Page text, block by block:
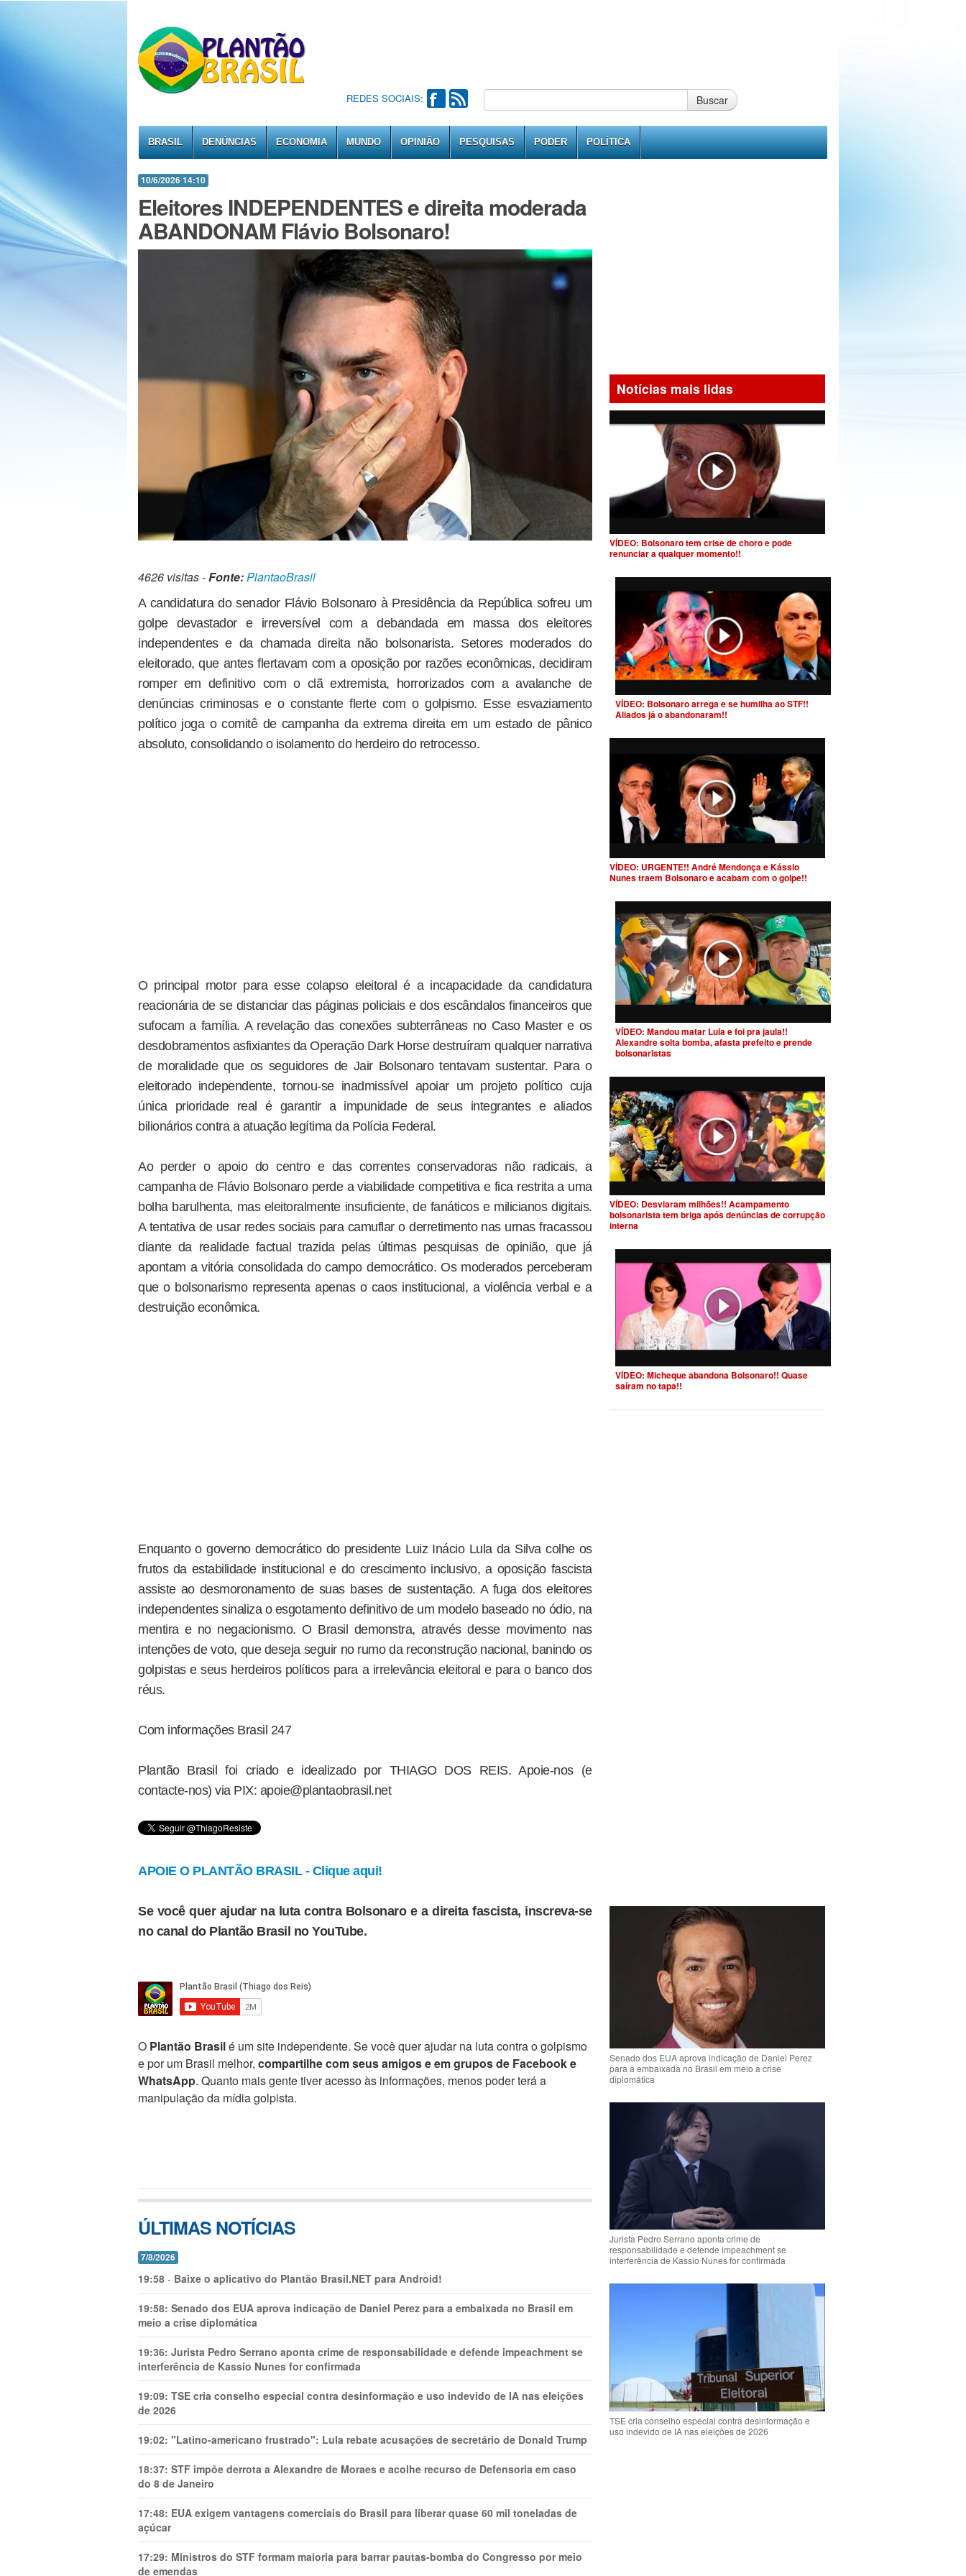
REDES SOCIAIS: Buscar
BRASIL DENÚNCIAS ECONOMIA MUNDO OPINIÃO PESQUISAS PODER POLÍTICA
10/6/2026 14:10
Eleitores INDEPENDENTES e direita moderada
ABANDONAM Flávio Bolsonaro!
4626 visitas -Fonte: PlantaoBrasil
A candidatura do senador Flávio Bolsonaro à Presidência da República sofreu um
golpe devastador e irreversível com a debandada em massa dos eleitores
independentes e da chamada direita não bolsonarista. Setores moderados do
eleitorado, que antes flertavam com a oposição por razões econômicas, decidiram
romper em definitivo com o clã extremista, horrorizados com a avalanche de
denúncias criminosas e o constante flerte com o golpismo. Esse esvaziamento
político joga o comitê de campanha da extrema direita em um estado de pânico
absoluto, consolidando o isolamento do herdeiro do retrocesso.
O principal motor para esse colapso eleitoral é a incapacidade da candidatura
reacionária de se distanciar das páginas policiais e dos escândalos financeiros que
sufocam a família. A revelação das conexões subterrâneas no Caso Master e os
desdobramentos asfixiantes da Operação Dark Horse destruíram qualquer narrativa
de moralidade que os seguidores de Jair Bolsonaro tentavam sustentar. Para o
eleitorado independente, tornou-se inadmissível apoiar um projeto político cuja
única prioridade real é garantir a impunidade de seus integrantes e aliados
bilionários contra a atuação legítima da Polícia Federal.
Ao perder o apoio do centro e das correntes conservadoras não radicais, a
campanha de Flávio Bolsonaro perde a viabilidade competitiva e fica restrita a uma
bolha barulhenta, mas eleitoralmente insuficiente, de fanáticos e milicianos digitais.
A tentativa de usar redes sociais para camuflar o derretimento nas urnas fracassou
diante da realidade factual trazida pelas últimas pesquisas de opinião, que já
apontam a vitória consolidada do campo democrático. Os moderados perceberam
que o bolsonarismo representa apenas o caos institucional, a violência verbal e a
destruição econômica.
Enquanto o governo democrático do presidente Luiz Inácio Lula da Silva colhe os
frutos da estabilidade institucional e do crescimento inclusivo, a oposição fascista
assiste ao desmoronamento de suas bases de sustentação. A fuga dos eleitores
independentes sinaliza o esgotamento definitivo de um modelo baseado no ódio, na
mentira e no negacionismo. O Brasil demonstra, através desse movimento nas
intenções de voto, que deseja seguir no rumo da reconstrução nacional, banindo os
golpistas e seus herdeiros políticos para a irrelevância eleitoral e para o banco dos
réus.
Com informações Brasil 247
Plantão Brasil foi criado e idealizado por THIAGO DOS REIS. Apoie-nos (e
contacte-nos) via PIX: apoie@plantaobrasil.net
APOIE O PLANTÃO BRASIL - Clique aqui!
Se você quer ajudar na luta contra Bolsonaro e a direita fascista, inscreva-se
no canal do Plantão Brasil no YouTube.
O Plantão Brasilé um site independente. Se você quer ajudar na luta contra o golpismo
e por um Brasil melhor, compartilhe com seus amigos e em grupos de Facebook e
WhatsApp. Quanto mais gente tiver acesso às informações, menos poder terá a
manipulação da mídia golpista.
ÚLTIMAS NOTÍCIAS
7/8/2026
19:58 - Baixe o aplicativo do Plantão Brasil.NET para Android!
19:58: Senado dos EUA aprova indicação de Daniel Perez para a embaixada no Brasil em
meio a crise diplomática
19:36: Jurista Pedro Serrano aponta crime de responsabilidade e defende impeachment se
interferência de Kassio Nunes for confirmada
19:09: TSE cria conselho especial contra desinformação e uso indevido de IA nas eleições
de 2026
19:02: "Latino-americano frustrado": Lula rebate acusações de secretário de Donald Trump
18:37: STF impõe derrota a Alexandre de Moraes e acolhe recurso de Defensoria em caso
do 8 de Janeiro
17:48: EUA exigem vantagens comerciais do Brasil para liberar quase 60 mil toneladas de
açúcar
17:29: Ministros do STF formam maioria para barrar pautas-bomba do Congresso por meio
de emendas
Notícias mais lidas
VÍDEO: Bolsonaro tem crise de choro e pode
renunciar a qualquer momento!!
VÍDEO: Bolsonaro arrega e se humilha ao STF!!
Aliados já o abandonaram!!
VÍDEO: URGENTE!! André Mendonça e Kássio
Nunes traem Bolsonaro e acabam com o golpe!!
VÍDEO: Mandou matar Lula e foi pra jaula!!
Alexandre solta bomba, afasta prefeito e prende
bolsonaristas
VÍDEO: Desviaram milhões!! Acampamento
bolsonarista tem briga após denúncias de corrupção
interna
VÍDEO: Micheque abandona Bolsonaro!! Quase
saíram no tapa!!
Senado dos EUA aprova indicação de Daniel Perez
para a embaixada no Brasil em meio a crise
diplomática
Jurista Pedro Serrano aponta crime de
responsabilidade e defende impeachment se
interferência de Kassio Nunes for confirmada
TSE cria conselho especial contra desinformação e
uso indevido de IA nas eleições de 2026